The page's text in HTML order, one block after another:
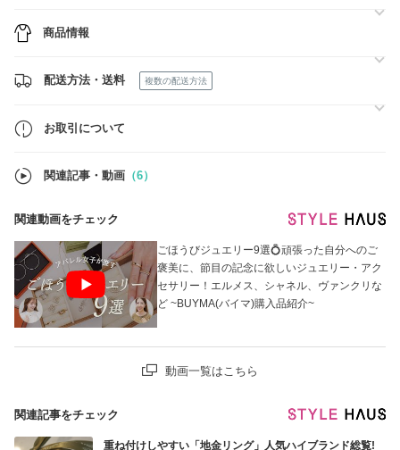
安心・迅速・確実をお約束します！
商品情報
配送方法・送料 複数の配送方法
お取引について
関連記事・動画 （6）
関連動画をチェック
ごほうびジュエリー9選💍頑張った自分へのご
褒美に、節目の記念に欲しいジュエリー・アク
セサリー！エルメス、シャネル、ヴァンクリな
ど ~BUYMA(バイマ)購入品紹介~
動画一覧はこちら
関連記事をチェック
重ね付けしやすい「地金リング」人気ハイブランド総覧!